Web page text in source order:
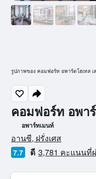
คอมฟอร์ท อพา
อพาร์ทเมนท์
ให้ 0 ดาว
อานซี, ฝรั่งเศส
7.7 ดี 3,781 คะแนนที่
รูปภาพของ คอมฟอร์ท อพาร์ตโฮเทล